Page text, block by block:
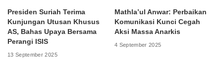
Presiden Suriah Terima
Kunjungan Utusan Khusus
AS, Bahas Upaya Bersama
Perangi ISIS
13 September 2025
Mathla’ul Anwar: Perbaikan
Komunikasi Kunci Cegah
Aksi Massa Anarkis
4 September 2025